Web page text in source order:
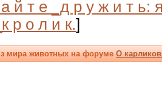
й т е _д р у ж и т ь:
р о л и к.]
мира животных на форумеО